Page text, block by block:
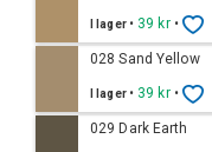
I lager • 39 kr •
028 Sand Yellow
I lager • 39 kr •
029 Dark Earth